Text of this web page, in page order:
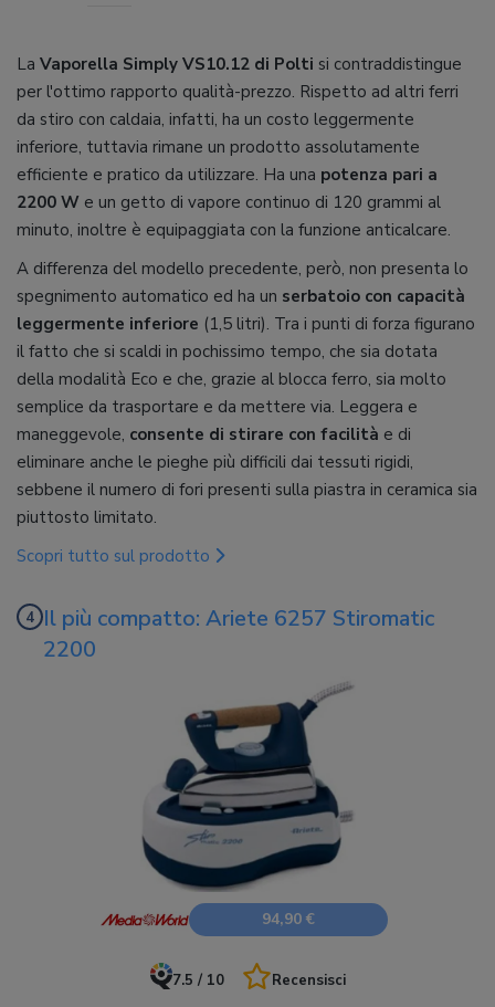
La Vaporella Simply VS10.12 di Polti si contraddistingue
per l'ottimo rapporto qualità-prezzo. Rispetto ad altri ferri
da stiro con caldaia, infatti, ha un costo leggermente
inferiore, tuttavia rimane un prodotto assolutamente
efficiente e pratico da utilizzare. Ha una potenza pari a
2200 W e un getto di vapore continuo di 120 grammi al
minuto, inoltre è equipaggiata con la funzione anticalcare.
A differenza del modello precedente, però, non presenta lo
spegnimento automatico ed ha un serbatoio con capacità
leggermente inferiore (1,5 litri). Tra i punti di forza figurano
il fatto che si scaldi in pochissimo tempo, che sia dotata
della modalità Eco e che, grazie al blocca ferro, sia molto
semplice da trasportare e da mettere via. Leggera e
maneggevole, consente di stirare con facilità e di
eliminare anche le pieghe più difficili dai tessuti rigidi,
sebbene il numero di fori presenti sulla piastra in ceramica sia
piuttosto limitato.
Scopri tutto sul prodotto
Il più compatto: Ariete 6257 Stiromatic
2200
94,90 €
7.5 / 10 Recensisci